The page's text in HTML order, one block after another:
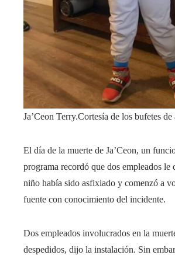
Ja’Ceon Terry.Cortesía de los bufetes de
El día de la muerte de Ja’Ceon, un
programa recordó que dos empleados le
niño había sido asfixiado y comenzó a
fuente con conocimiento del incidente.
Dos empleados involucrados en la
despedidos, dijo la instalación. Sin